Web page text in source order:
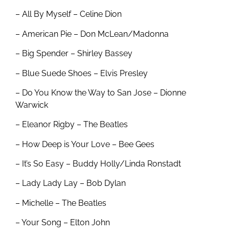
– All By Myself – Celine Dion
– American Pie – Don McLean/Madonna
– Big Spender – Shirley Bassey
– Blue Suede Shoes – Elvis Presley
– Do You Know the Way to San Jose – Dionne
Warwick
– Eleanor Rigby – The Beatles
– How Deep is Your Love – Bee Gees
– It’s So Easy – Buddy Holly/Linda Ronstadt
– Lady Lady Lay – Bob Dylan
– Michelle – The Beatles
– Your Song – Elton John